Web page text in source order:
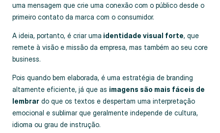
uma mensagem que crie uma conexão com o público desde o
primeiro contato da marca com o consumidor.
A ideia, portanto, é criar uma identidade visual forte, que
remete à visão e missão da empresa, mas também ao seu core
business.
Pois quando bem elaborada, é uma estratégia de branding
altamente eficiente, já que as imagens são mais fáceis de
lembrar do que os textos e despertam uma interpretação
emocional e sublimar que geralmente independe de cultura,
idioma ou grau de instrução.